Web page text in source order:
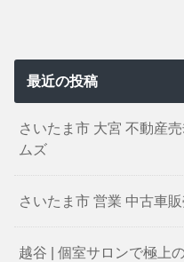
最近の投稿
さいたま市 大宮 不動産
ムズ
さいたま市 営業 中古車
越谷 | 個室サロンで極上